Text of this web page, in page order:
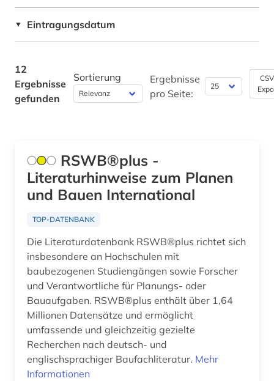
▼ Eintragungsdatum
12
Ergebnisse
gefunden
Sortierung
Ergebnisse
pro Seite:
RSWB®plus -
Literaturhinweise zum Planen
und Bauen International
TOP-DATENBANK
Die Literaturdatenbank RSWB®plus richtet sich
insbesondere an Hochschulen mit
baubezogenen Studiengängen sowie Forscher
und Verantwortliche für Planungs- oder
Bauaufgaben. RSWB®plus enthält über 1,64
Millionen Datensätze und ermöglicht
umfassende und gleichzeitig gezielte
Recherchen nach deutsch- und
englischsprachiger Baufachliteratur. Mehr
Informationen